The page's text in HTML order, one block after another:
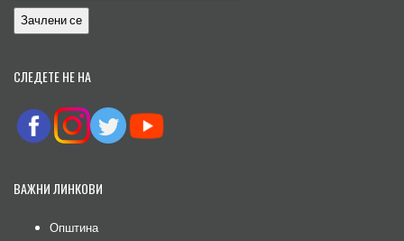
СЛЕДЕТЕ НЕ НА
ВАЖНИ ЛИНКОВИ
Општина